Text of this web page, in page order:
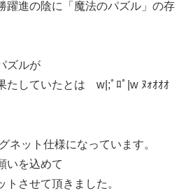
躍進の陰に「魔法のパズル」の存
ズルが
たしていたとは w|;ﾟﾛﾟ|w ﾇｫｵｵｵ
ネット仕様になっています。
いを込めて
させて頂きました。